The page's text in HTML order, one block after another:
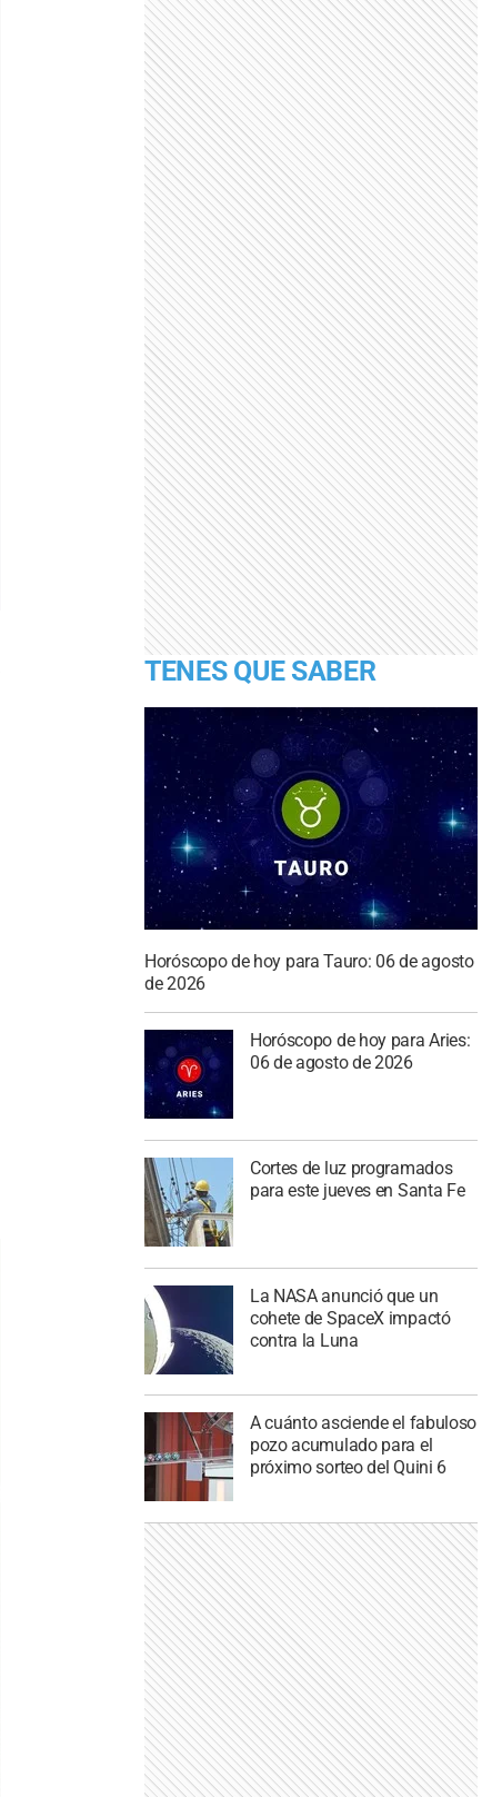
TENES QUE SABER
Horóscopo de hoy para Tauro: 06 de agosto
de 2026
Horóscopo de hoy para Aries:
06 de agosto de 2026
Cortes de luz programados
para este jueves en Santa Fe
La NASA anunció que un
cohete de SpaceX impactó
contra la Luna
A cuánto asciende el fabuloso
pozo acumulado para el
próximo sorteo del Quini 6